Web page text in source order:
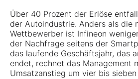
Über 40 Prozent der Erlöse
der Autoindustrie. Anders als die
Wettbewerber ist Infineon
der Nachfrage seitens der
das laufende Geschäftsjahr, das
endet, rechnet das Management
Umsatzanstieg um vier bis sieben